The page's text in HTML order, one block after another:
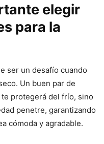
elegir
para la
ser un desafío cuando
Un buen par de
protegerá del frío, sino
penetre, garantizando
cómoda y agradable.